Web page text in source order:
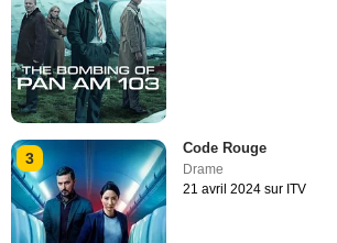
3
Code Rouge
Drame
21 avril 2024 sur ITV